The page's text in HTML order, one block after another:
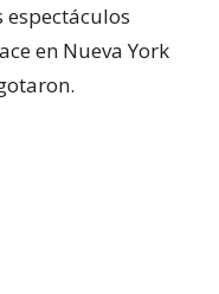
espectáculos
en Nueva York